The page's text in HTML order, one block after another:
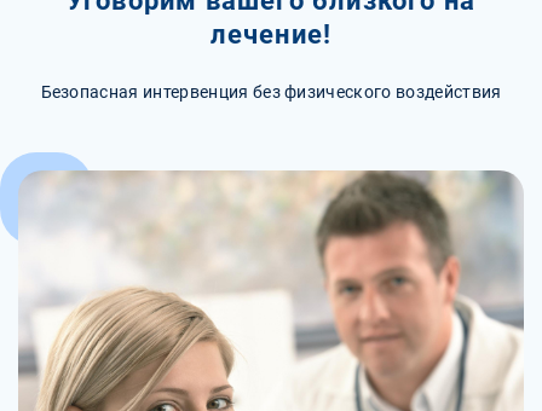
лечение!
Безопасная интервенция без физического воздействия